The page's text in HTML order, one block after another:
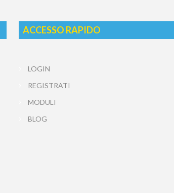
ACCESSO RAPIDO
LOGIN
REGISTRATI
MODULI
BLOG